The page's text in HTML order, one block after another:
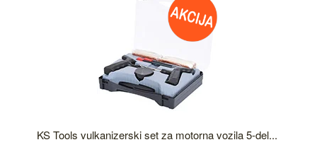
KS Tools vulkanizerski set za motorna vozila 5-del...